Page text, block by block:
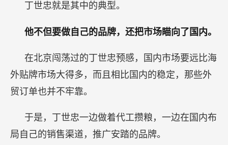
丁世忠就是其中的典型。
他不但要做自己的品牌，还把市场瞄向了国内。
在北京闯荡过的丁世忠预感，国内市场要远比海
外贴牌市场大得多，而且相比国内的稳定，那些外
贸订单也并不牢靠。
于是，丁世忠一边做着代工攒粮，一边在国内布
局自己的销售渠道，推广安踏的品牌。